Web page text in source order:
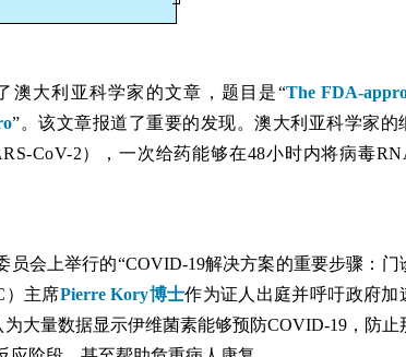
澳大利亚科学家的文章，题目是“The FDA-
”。该文章报道了重要的发现。澳大利亚科学家的
CoV-2），一次给药能够在48小时内将病毒
会上举行的“COVID-19解决方案的重要步骤：门
）主席Pierre Kory博士作为证人出庭并呼吁政府加
大量数据显示伊维菌素能够预防COVID-19，防止